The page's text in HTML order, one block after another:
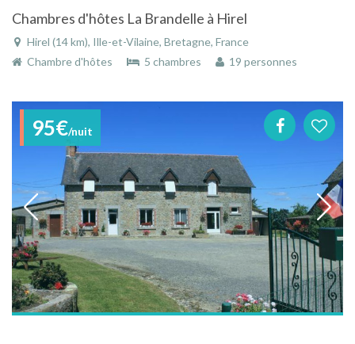
Chambres d'hôtes La Brandelle à Hirel
Hirel (14 km), Ille-et-Vilaine, Bretagne, France
Chambre d'hôtes
5 chambres 19 personnes
95€/nuit